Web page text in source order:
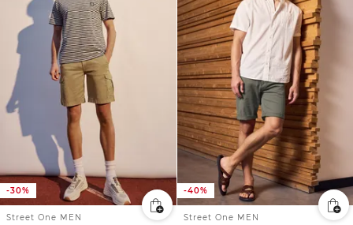
-30%
Street One MEN
-40%
Street One MEN